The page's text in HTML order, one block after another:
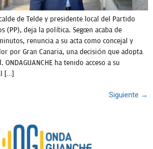
de Telde y presidente local del Partido
(PP), deja la política. Según acaba de
renuncia a su acta como concejal y
por Gran Canaria, una decisión que adopta
ha tenido acceso a su
[…]
Siguiente →